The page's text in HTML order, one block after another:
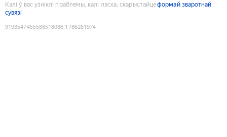
Калі ў вас узніклі праблемы, калі ласка, скарыстайцеформай зваротнай
сувязі
9193547455588518086:1786261974